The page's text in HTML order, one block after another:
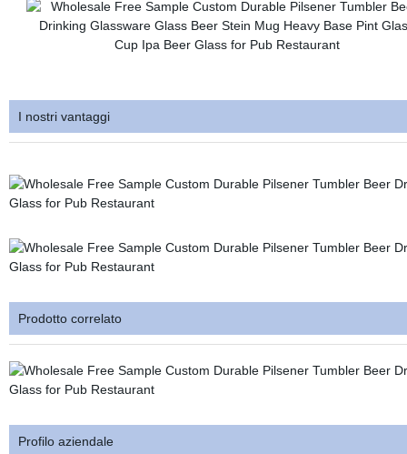
I nostri vantaggi
Prodotto correlato
Profilo aziendale